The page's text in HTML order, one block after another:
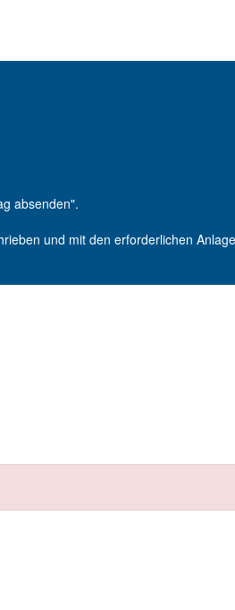
absenden".
und mit den erforderlichen